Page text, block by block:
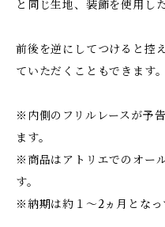
と同じ生地、装飾を使用し
前後を逆にしてつけると控
ていただくこともできます。
※内側のフリルレースが予
ます。
※商品はアトリエでのオー
す。
※納期は約１～2ヵ月となっ